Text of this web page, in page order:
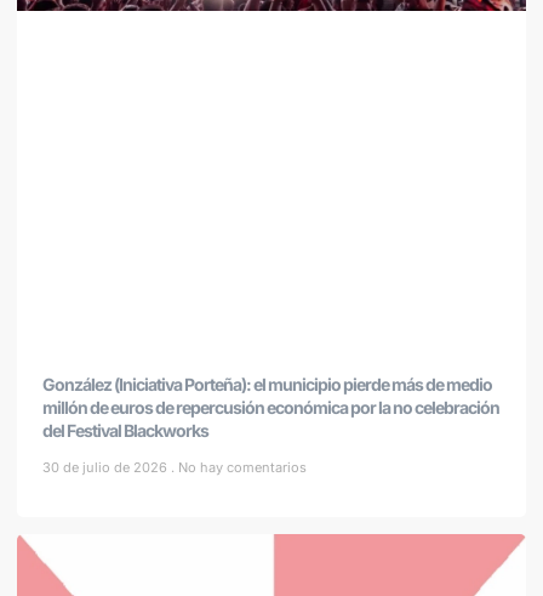
González (Iniciativa Porteña): el municipio pierde más de medio
millón de euros de repercusión económica por la no celebración
del Festival Blackworks
30 de julio de 2026 No hay comentarios